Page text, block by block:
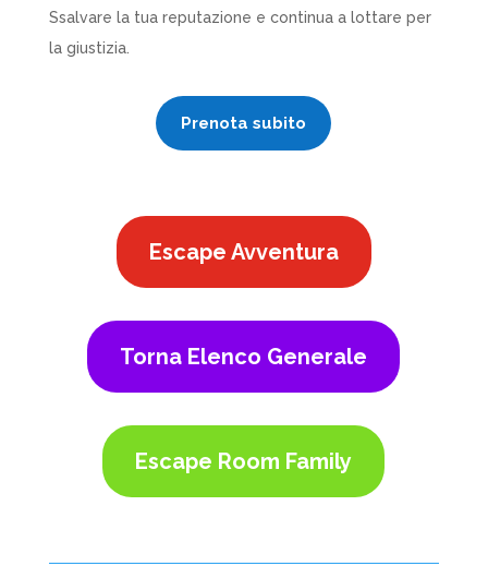
Ssalvare la tua reputazione e continua a lottare per
la giustizia.
Prenota subito
Escape Avventura
Torna Elenco Generale
Escape Room Family